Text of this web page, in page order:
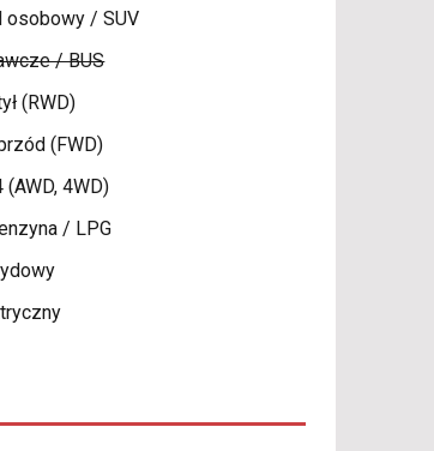
osobowy / SUV
/ BUS
(RWD)
(FWD)
(AWD, 4WD)
/ LPG